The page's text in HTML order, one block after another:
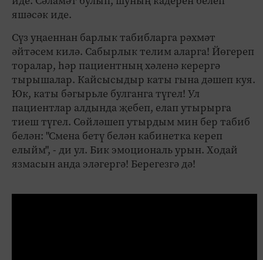
яшәсәк иде.
Сүз уңаеннан барлык табибларга рәхмәт
әйтәсем килә. Сабырлык телим аларга! Йөгереп
торалар, һәр пациентның хәленә керергә
тырышалар. Кайсысыдыр каты гына дәшеп куя.
Юк, каты бәгырьле булганга түгел! Ул
пациентлар алдында җебеп, елап утырырга
тиеш түгел. Сөйләшеп утырдым мин бер табиб
белән: "Смена бетү белән кабинетка кереп
елыйм", - ди ул. Бик эмоциональ урын. Ходай
язмасын анда эләгергә! Берегезгә дә!